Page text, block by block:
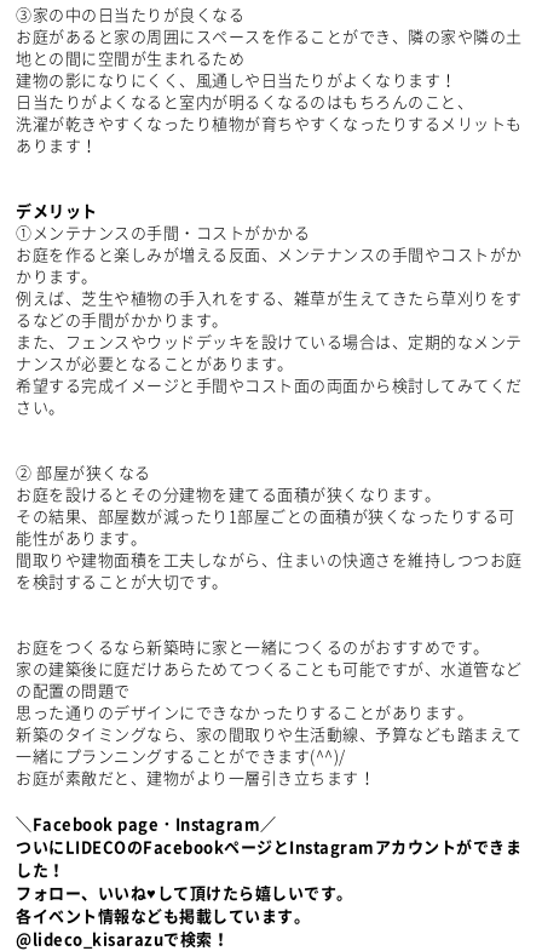
③家の中の日当たりが良くなる
お庭があると家の周囲にスペースを作ることができ、隣の家や隣の土
地との間に空間が生まれるため
建物の影になりにくく、風通しや日当たりがよくなります！
日当たりがよくなると室内が明るくなるのはもちろんのこと、
洗濯が乾きやすくなったり植物が育ちやすくなったりするメリットも
あります！
デメリット
①メンテナンスの手間・コストがかかる
お庭を作ると楽しみが増える反面、メンテナンスの手間やコストがか
かります。
例えば、芝生や植物の手入れをする、雑草が生えてきたら草刈りをす
るなどの手間がかかります。
また、フェンスやウッドデッキを設けている場合は、定期的なメンテ
ナンスが必要となることがあります。
希望する完成イメージと手間やコスト面の両面から検討してみてくだ
さい。
② 部屋が狭くなる
お庭を設けるとその分建物を建てる面積が狭くなります。
その結果、部屋数が減ったり1部屋ごとの面積が狭くなったりする可
能性があります。
間取りや建物面積を工夫しながら、住まいの快適さを維持しつつお庭
を検討することが大切です。
お庭をつくるなら新築時に家と一緒につくるのがおすすめです。
家の建築後に庭だけあらためてつくることも可能ですが、水道管など
の配置の問題で
思った通りのデザインにできなかったりすることがあります。
新築のタイミングなら、家の間取りや生活動線、予算なども踏まえて
一緒にプランニングすることができます(^^)/
お庭が素敵だと、建物がより一層引き立ちます！
＼Facebook page・Instagram／
ついにLIDECOのFacebookページとInstagramアカウントができま
した！
フォロー、いいね♥して頂けたら嬉しいです。
各イベント情報なども掲載しています。
@lideco_kisarazuで検索！